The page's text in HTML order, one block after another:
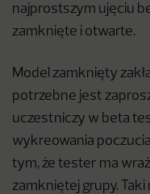
najprostszym ujęciu
zamknięte i otwarte.
Model zamknięty
potrzebne jest
uczestniczy w beta
wykreowania
tym, że tester ma
zamkniętej grupy.